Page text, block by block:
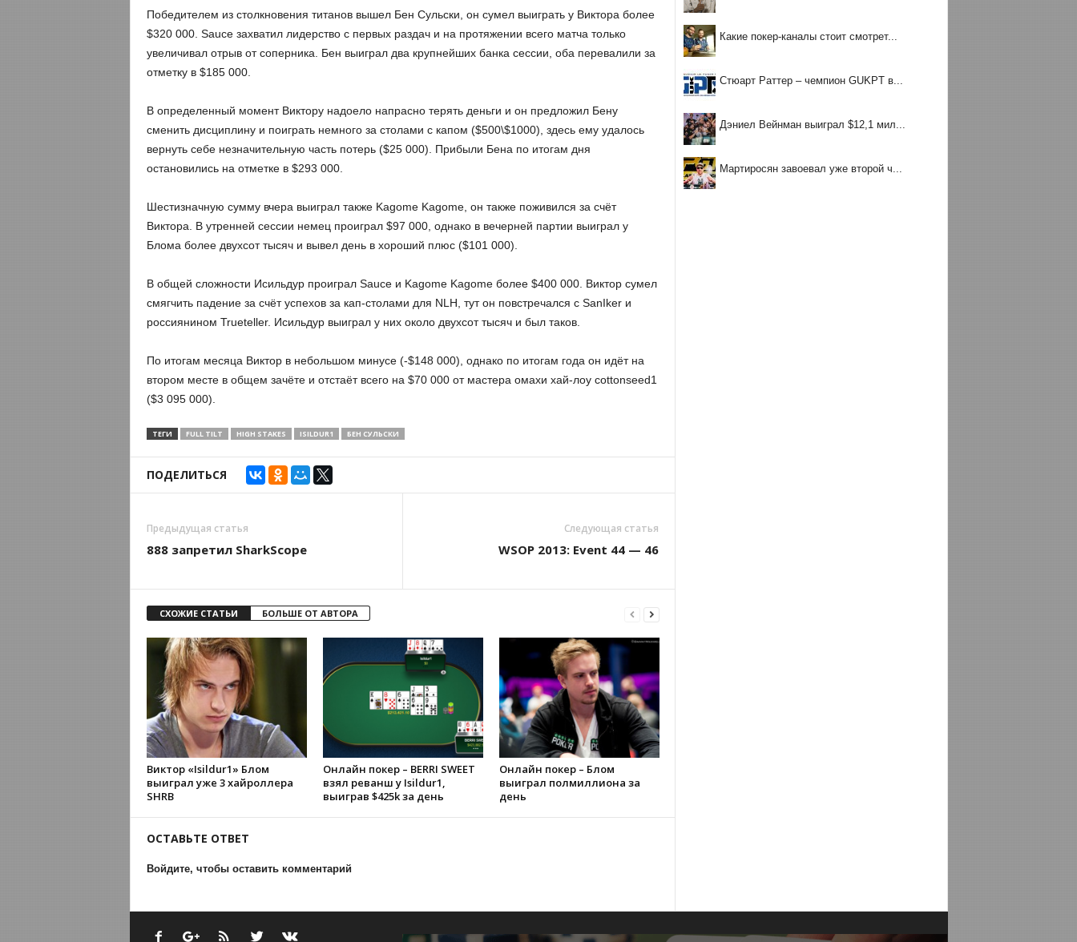
Победителем из столкновения титанов вышел Бен Сульски, он сумел выиграть у Виктора более
$320 000. Sauce захватил лидерство с первых раздач и на протяжении всего матча только
увеличивал отрыв от соперника. Бен выиграл два крупнейших банка сессии, оба перевалили за
отметку в $185 000.
В определенный момент Виктору надоело напрасно терять деньги и он предложил Бену
сменить дисциплину и поиграть немного за столами с капом ($500\$1000), здесь ему удалось
вернуть себе незначительную часть потерь ($25 000). Прибыли Бена по итогам дня
остановились на отметке в $293 000.
Шестизначную сумму вчера выиграл также Kagome Kagome, он также поживился за счёт
Виктора. В утренней сессии немец проиграл $97 000, однако в вечерней партии выиграл у
Блома более двухсот тысяч и вывел день в хороший плюс ($101 000).
В общей сложности Исильдур проиграл Sauce и Kagome Kagome более $400 000. Виктор сумел
смягчить падение за счёт успехов за кап-столами для NLH, тут он повстречался с SanIker и
россиянином Trueteller. Исильдур выиграл у них около двухсот тысяч и был таков.
По итогам месяца Виктор в небольшом минусе (-$148 000), однако по итогам года он идёт на
втором месте в общем зачёте и отстаёт всего на $70 000 от мастера омахи хай-лоу cottonseed1
($3 095 000).
ТЕГИ FULL TILT HIGH STAKES ISILDUR1 БЕН СУЛЬСКИ
ПОДЕЛИТЬСЯ
Предыдущая статья
888 запретил SharkScope
Следующая статья
WSOP 2013: Event 44 — 46
СХОЖИЕ СТАТЬИ БОЛЬШЕ ОТ АВТОРА
Виктор «Isildur1» Блом
выиграл уже 3 хайроллера
SHRB
Онлайн покер – BERRI SWEET
взял реванш у Isildur1,
выиграв $425k за день
Онлайн покер – Блом
выиграл полмиллиона за
день
ОСТАВЬТЕ ОТВЕТ
Войдите, чтобы оставить комментарий
Какие покер-каналы стоит смотрет...
Стюарт Раттер – чемпион GUKPT в...
Дэниел Вейнман выиграл $12,1 мил...
Мартиросян завоевал уже второй ч...